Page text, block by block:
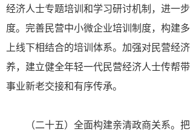
经济人士专题培训和学习研讨机制，进一
度。完善民营中小微企业培训制度，构建
上线下相结合的培训体系。加强对民营经
养，建立健全年轻一代民营经济人士传帮
事业新老交接和有序传承。
（二十五）全面构建亲清政商关系。